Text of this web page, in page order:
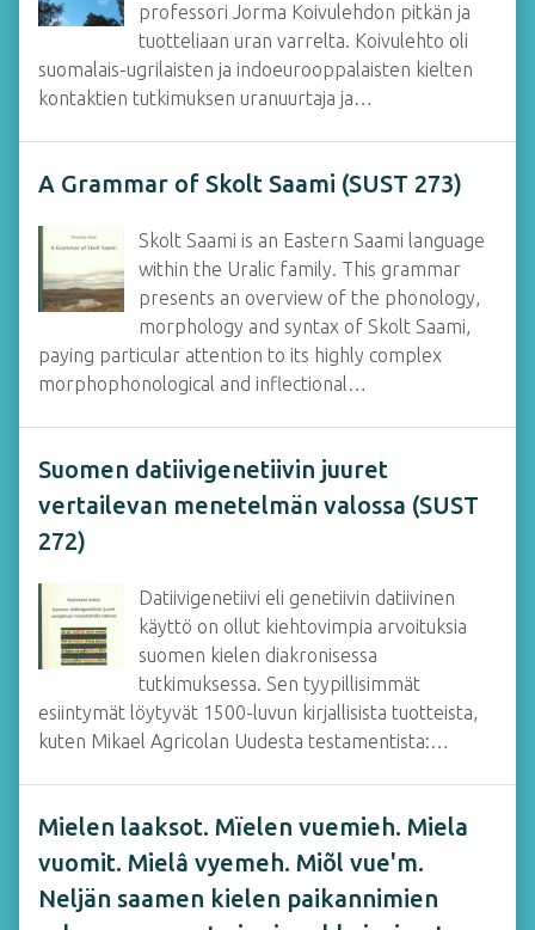
professori Jorma Koivulehdon pitkän ja
tuotteliaan uran varrelta. Koivulehto oli
suomalais-ugrilaisten ja indoeurooppalaisten kielten
kontaktien tutkimuksen uranuurtaja ja…
A Grammar of Skolt Saami (SUST 273)
Skolt Saami is an Eastern Saami language
within the Uralic family. This grammar
presents an overview of the phonology,
morphology and syntax of Skolt Saami,
paying particular attention to its highly complex
morphophonological and inflectional…
Suomen datiivigenetiivin juuret
vertailevan menetelmän valossa (SUST
272)
Datiivigenetiivi eli genetiivin datiivinen
käyttö on ollut kiehtovimpia arvoituksia
suomen kielen diakronisessa
tutkimuksessa. Sen tyypillisimmät
esiintymät löytyvät 1500-luvun kirjallisista tuotteista,
kuten Mikael Agricolan Uudesta testamentista:…
Mielen laaksot. Mïelen vuemieh. Miela
vuomit. Mielâ vyemeh. Miõl vue'm.
Neljän saamen kielen paikannimien